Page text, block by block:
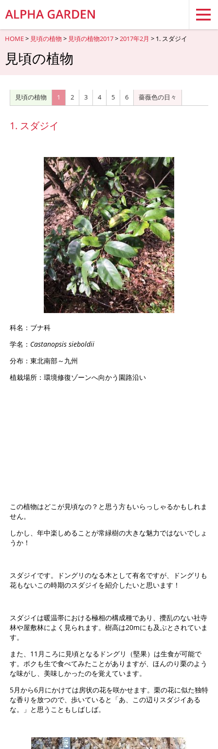
HOME> 見頃の植物 > 見頃の植物2017>2017年2月 > 1. スダジイ
見頃の植物
見頃の植物 1 2 3 4 5 6 薔薇色の日々
1. スダジイ
科名：ブナ科
学名： Castanopsis sieboldii
分布：東北南部～九州
植栽場所：環境修復ゾーンへ向かう園路沿い
この植物はどこが見頃なの？と思う方もいらっしゃるかもしれま
せん。
しかし、年中楽しめることが常緑樹の大きな魅力ではないでしょ
うか！
スダジイです。ドングリのなる木として有名ですが、ドングリも
花もないこの時期のスダジイを紹介したいと思います！
スダジイは暖温帯における極相の構成種であり、攪乱のない社寺
林や屋敷林によく見られます。樹高は20mにも及ぶとされていま
す。
また、11月ころに見頃となるドングリ（堅果）は生食が可能で
す。ボクも生で食べてみたことがありますが、ほんのり栗のよう
な味がし、美味しかったのを覚えています。
5月から6月にかけては房状の花を咲かせます。栗の花に似た独特
な香りを放つので、歩いていると「あ、この辺りスダジイある
な。」と思うこともしばしば。